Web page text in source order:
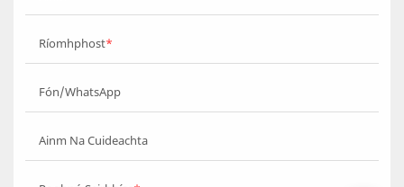
Ríomhphost
Fón/WhatsApp
Ainm Na Cuideachta